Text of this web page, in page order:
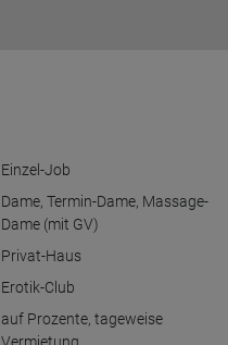
Einzel-Job
Dame, Termin-Dame, Massage-
Dame (mit GV)
Privat-Haus
Erotik-Club
auf Prozente, tageweise